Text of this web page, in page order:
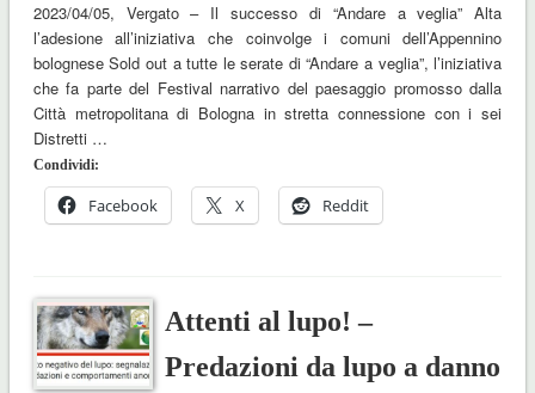
2023/04/05, Vergato – Il successo di “Andare a veglia” Alta
l’adesione all’iniziativa che coinvolge i comuni dell’Appennino
bolognese Sold out a tutte le serate di “Andare a veglia”, l’iniziativa
che fa parte del Festival narrativo del paesaggio promosso dalla
Città metropolitana di Bologna in stretta connessione con i sei
Distretti …
Condividi:
Facebook X Reddit
Attenti al lupo! –
Predazioni da lupo a danno